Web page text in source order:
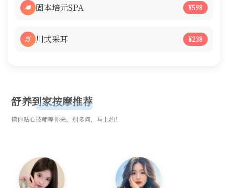
固本培元SPA ¥598
川式采耳 ¥238
舒养到家按摩推荐
懂你贴心技师等你来，别多问，马上约！